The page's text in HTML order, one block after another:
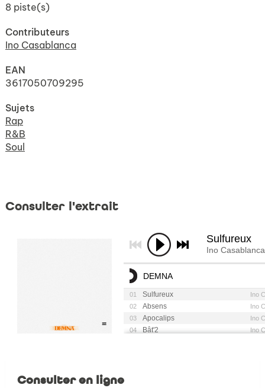
8 piste(s)
Contributeurs
Ino Casablanca
EAN
3617050709295
Sujets
Rap
R&B
Soul
Consulter l'extrait
Consulter en ligne